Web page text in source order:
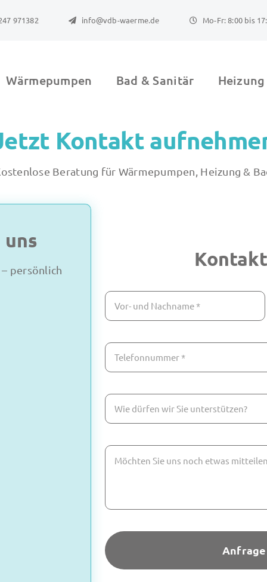
971382 info@vdb-waerme.de Mo-Fr: 8:00 bis
Wärmepumpen Bad & Sanitär Heizung
Kontakt
Beratung für Wärmepumpen, Heizung &
persönlich